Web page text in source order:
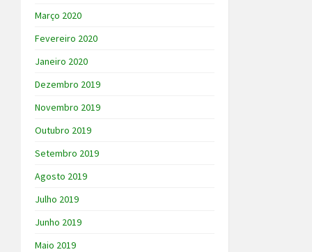
Março 2020
Fevereiro 2020
Janeiro 2020
Dezembro 2019
Novembro 2019
Outubro 2019
Setembro 2019
Agosto 2019
Julho 2019
Junho 2019
Maio 2019